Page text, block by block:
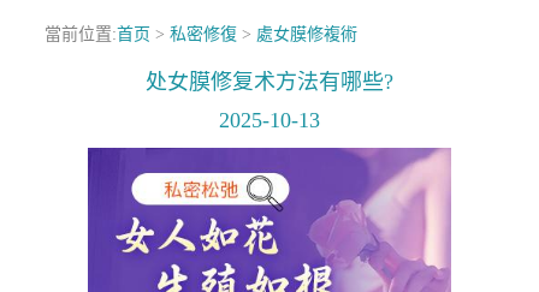
當前位置:首页 > 私密修復 > 處女膜修複術
处女膜修复术方法有哪些?
2025-10-13